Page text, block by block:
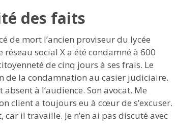
des faits
de mort l’ancien proviseur du lycée
social X a été condamné à 600
de cinq jours à ses frais. Le
de la condamnation au casier judiciaire.
à l’audience. Son avocat, Me
client a toujours eu à cœur de s’excuser.
il travaille. Je n’en ai pas discuté avec